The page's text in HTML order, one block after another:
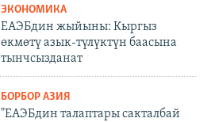
ЭКОНОМИКА
ЕАЭБдин жыйыны: Кыргыз
өкмөтү азык-түлүктүн баасына
тынчсызданат
БОРБОР АЗИЯ
"ЕАЭБдин талаптары сакталбай